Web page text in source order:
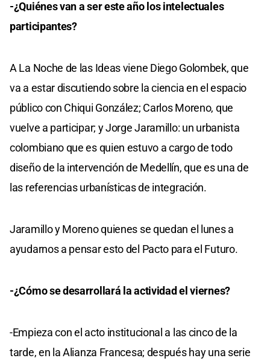
-¿Quiénes van a ser este año los intelectuales
participantes?
A La Noche de las Ideas viene Diego Golombek, que
va a estar discutiendo sobre la ciencia en el espacio
público con Chiqui González; Carlos Moreno, que
vuelve a participar; y Jorge Jaramillo: un urbanista
colombiano que es quien estuvo a cargo de todo
diseño de la intervención de Medellín, que es una de
las referencias urbanísticas de integración.
Jaramillo y Moreno quienes se quedan el lunes a
ayudarnos a pensar esto del Pacto para el Futuro.
-¿Cómo se desarrollará la actividad el viernes?
-Empieza con el acto institucional a las cinco de la
tarde, en la Alianza Francesa; después hay una serie